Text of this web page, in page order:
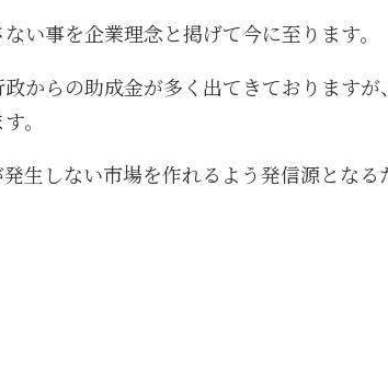
い事を企業理念と掲げて今に至ります。
からの助成金が多く出てきております
。
生しない市場を作れるよう発信源とな